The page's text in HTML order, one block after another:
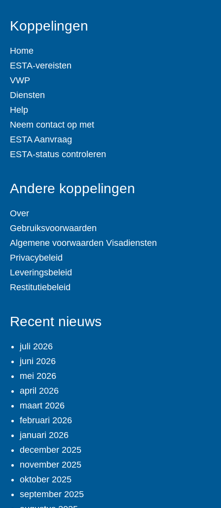
Koppelingen
Home
ESTA-vereisten
VWP
Diensten
Help
Neem contact op met
ESTA Aanvraag
ESTA-status controleren
Andere koppelingen
Over
Gebruiksvoorwaarden
Algemene voorwaarden Visadiensten
Privacybeleid
Leveringsbeleid
Restitutiebeleid
Recent nieuws
juli 2026
juni 2026
mei 2026
april 2026
maart 2026
februari 2026
januari 2026
december 2025
november 2025
oktober 2025
september 2025